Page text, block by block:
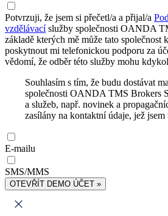
Potvrzuji, že jsem si přečetl/a a přijal/a
vzdělávacíslužby společnosti OANDA
základě kterých mě může tato společnost
poskytnout mi telefonickou podporu za
vědomí, že odběr této služby mohu
Souhlasím s tím, že budu dostávat
společnosti OANDA TMS Brokers
a služeb, např. novinek a
zasílány na kontaktní údaje, jež jsem
E-mailu
SMS/MMS
OTEVŘÍT DEMO ÚČET »